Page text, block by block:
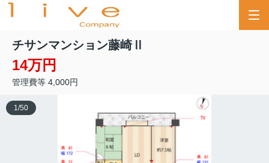
チサンマンション藤崎Ⅱ
14万円
管理費等 4,000円
1/50